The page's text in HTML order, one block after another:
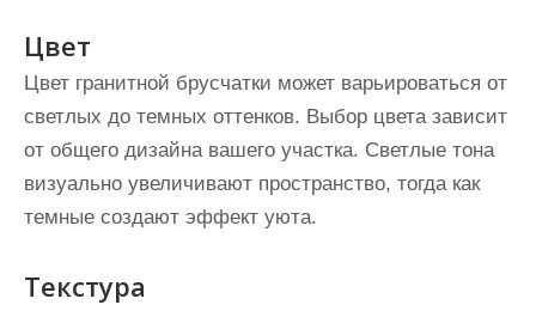
Цвет
Цвет гранитной брусчатки может варьироваться от
светлых до темных оттенков. Выбор цвета зависит
от общего дизайна вашего участка. Светлые тона
визуально увеличивают пространство, тогда как
темные создают эффект уюта.
Текстура